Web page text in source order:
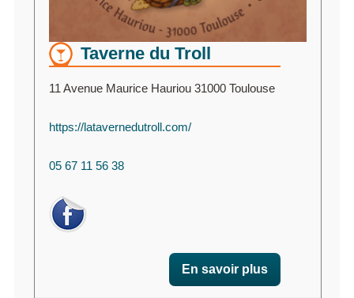
Taverne du Troll
11 Avenue Maurice Hauriou 31000 Toulouse
https://latavernedutroll.com/
05 67 11 56 38
En savoir plus